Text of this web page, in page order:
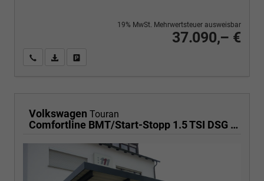
37.090,– €
19% MwSt. Mehrwertsteuer ausweisbar
Wir rufen Sie anPDF-Fahrzeugexposé drucken
Volkswagen Touran
Comfortline BMT/Start-Stopp 1.5 TSI DSG Comfortline, Navi, Side, Kamera, Winter, 17-Zoll, sofort, 3.J-Garantie